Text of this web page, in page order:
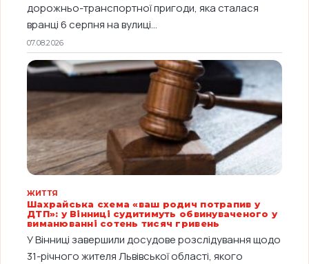
дорожньо-транспортної пригоди, яка сталася
вранці 6 серпня на вулиці...
07.08.2026
ЖИТТЯ
Шахрайська схема «ваш родич потрапив у
ДТП»: у Вінниці судитимуть обвинуваченого у
виманюванні сотень тисяч гривень
У Вінниці завершили досудове розслідування щодо
31-річного жителя Львівської області, якого